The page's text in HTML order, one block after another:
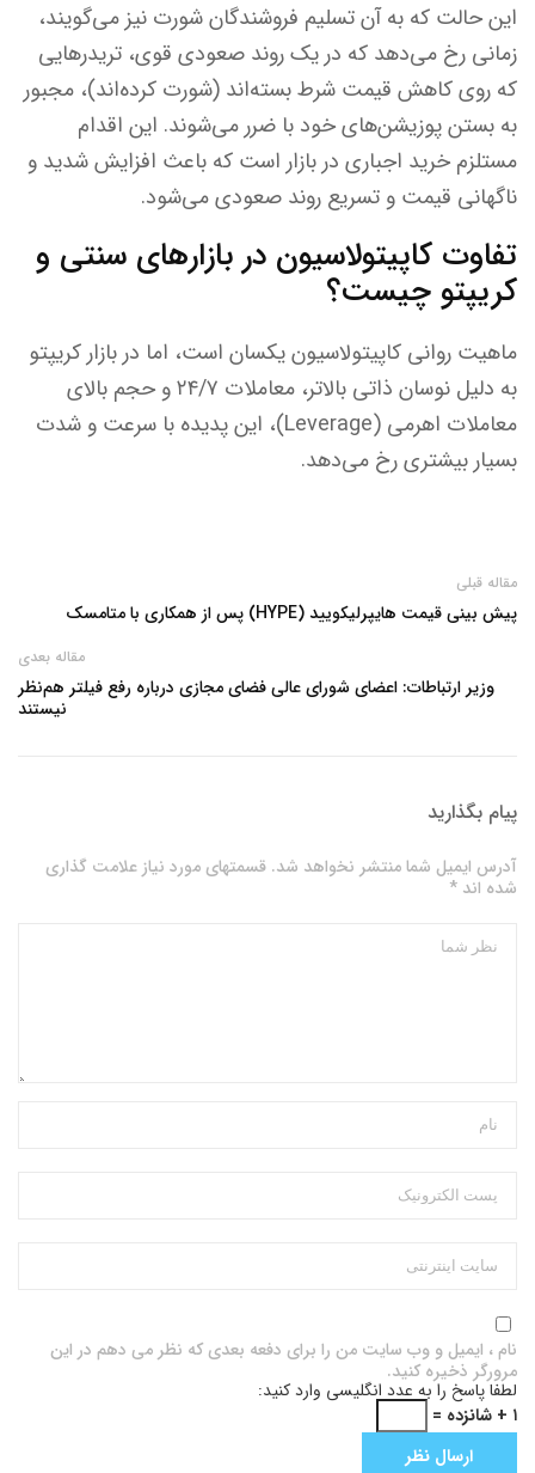
این حالت که به آن تسلیم فروشندگان شورت نیز می‌گویند،
زمانی رخ می‌دهد که در یک روند صعودی قوی، تریدرهایی
که روی کاهش قیمت شرط بسته‌اند (شورت کرده‌اند)، مجبور
به بستن پوزیشن‌های خود با ضرر می‌شوند. این اقدام
مستلزم خرید اجباری در بازار است که باعث افزایش شدید و
ناگهانی قیمت و تسریع روند صعودی می‌شود.
تفاوت کاپیتولاسیون در بازارهای سنتی و
کریپتو چیست؟
ماهیت روانی کاپیتولاسیون یکسان است، اما در بازار کریپتو
به دلیل نوسان ذاتی بالاتر، معاملات ۲۴/۷ و حجم بالای
معاملات اهرمی (Leverage)، این پدیده با سرعت و شدت
بسیار بیشتری رخ می‌دهد.
مقاله قبلی
پیش بینی قیمت هایپرلیکویید (HYPE) پس از همکاری با متامسک
مقاله بعدی
وزیر ارتباطات: اعضای شورای عالی فضای مجازی درباره رفع فیلتر هم‌نظر
نیستند
پیام بگذارید
آدرس ایمیل شما منتشر نخواهد شد. قسمتهای مورد نیاز علامت گذاری
شده اند *
نام ، ایمیل و وب سایت من را برای دفعه بعدی که نظر می دهم در این
مرورگر ذخیره کنید.
لطفا پاسخ را به عدد انگلیسی وارد کنید:
۱ + شانزده =